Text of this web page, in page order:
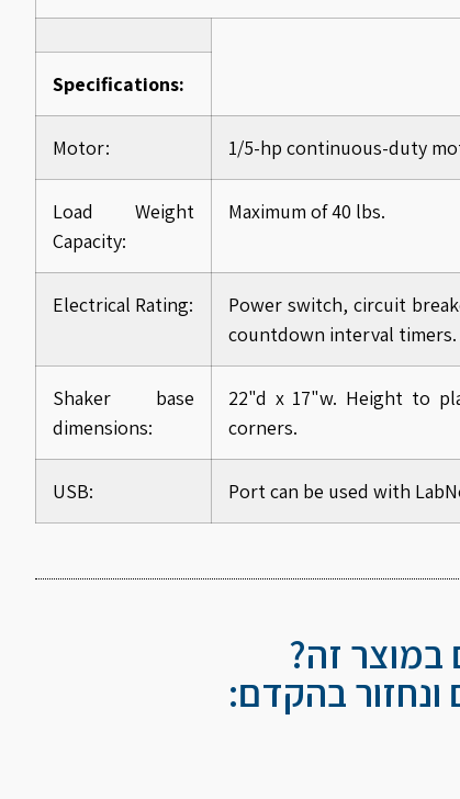
Specifications:
Motor: 1/5-hp continuous-duty
Load Weight
Capacity:
Maximum of 40 lbs.
Electrical Rating:
Power switch, circuit
countdown interval timers.
Shaker base
dimensions:
22"d x 17"w. Height to
corners.
USB: Port can be used with
במוצר זה?
ונחזור בהקדם: